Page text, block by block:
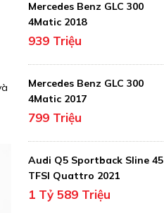
Mercedes Benz GLC 300
4Matic 2018
939 Triệu
Mercedes Benz GLC 300
4Matic 2017
799 Triệu
Audi Q5 Sportback Sline 45
TFSI Quattro 2021
1 Tỷ 589 Triệu